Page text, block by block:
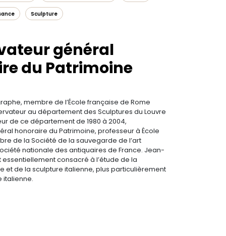
Sculpture
général
du Patrimoine
membre de l’École française de Rome
au département des Sculptures du Louvre
de ce département de 1980 à 2004,
honoraire du Patrimoine, professeur à École
de la Société de la sauvegarde de l’art
nationale des antiquaires de France. Jean-
essentiellement consacré à l’étude de la
et de la sculpture italienne, plus particulièrement
italienne.